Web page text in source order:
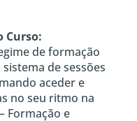
Curso:
de formação
de sessões
aceder e
no seu ritmo na
Formação e